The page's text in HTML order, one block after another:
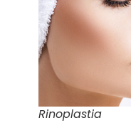
Rinoplastia